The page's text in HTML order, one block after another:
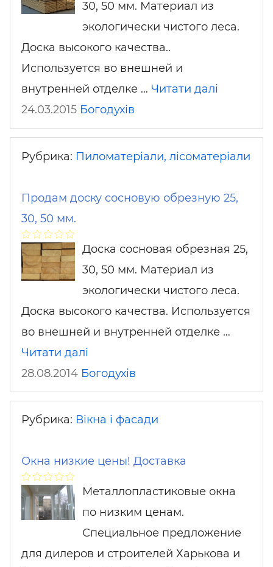
30, 50 мм. Материал из
экологически чистого леса.
Доска высокого качества..
Используется во внешней и
внутренней отделке … Читати далі
24.03.2015 Богодухів
Рубрика: Пиломатеріали, лісоматеріали
Продам доску сосновую обрезную 25,
30, 50 мм.
Доска сосновая обрезная 25,
30, 50 мм. Материал из
экологически чистого леса.
Доска высокого качества. Используется
во внешней и внутренней отделке …
Читати далі
28.08.2014 Богодухів
Рубрика: Вікна і фасади
Окна низкие цены! Доставка
Металлопластиковые окна
по низким ценам.
Специальное предложение
для дилеров и строителей Харькова и